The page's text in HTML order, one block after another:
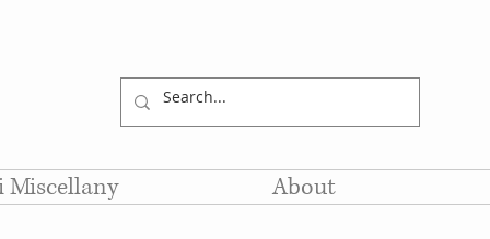
Miscellany About